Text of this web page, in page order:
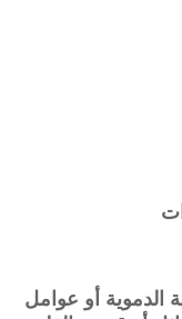
أو عوامل